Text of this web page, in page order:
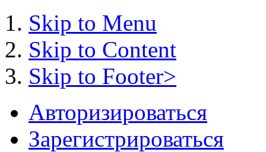
Skip to Menu
Skip to Content
Skip to Footer>
Авторизироваться
Зарегистрироваться